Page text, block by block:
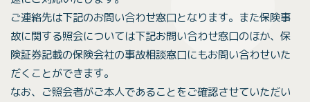
ご連絡先は下記のお問い合わせ窓口となります。また保険事
故に関する照会については下記お問い合わせ窓口のほか、保
険証券記載の保険会社の事故相談窓口にもお問い合わせいた
だくことができます。
なお、ご照会者がご本人であることをご確認させていただい